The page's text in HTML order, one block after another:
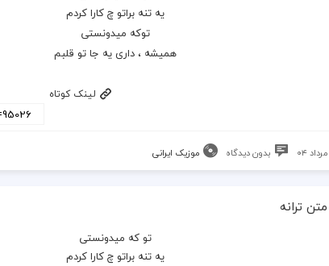
یه تنه براتو چ کارا کردم
توکه میدونستی
همیشه ، داری یه جا تو قلبم
لینک کوتاه
بدون دیدگاه موزیک ایرانی
متن ترانه
یه تنه براتو چ کارا کردم